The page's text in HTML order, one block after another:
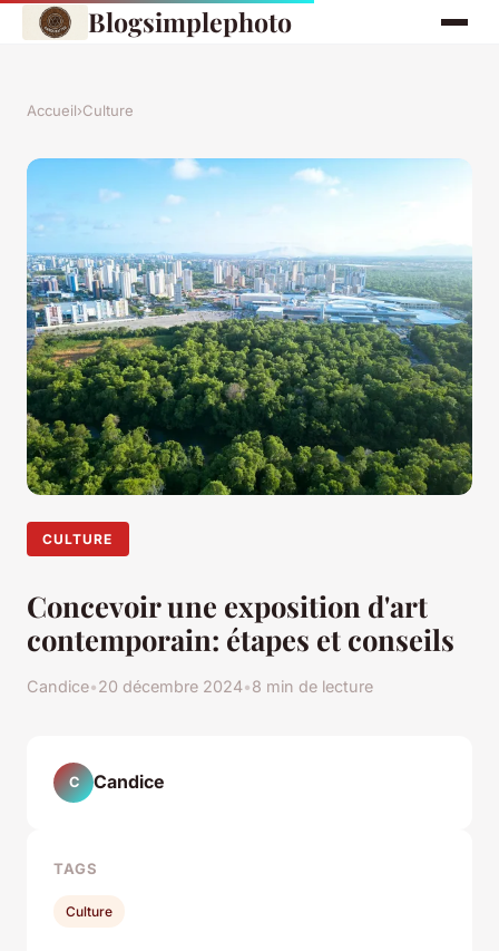
Blogsimplephoto
Accueil›Culture
CULTURE
Concevoir une exposition d'art
contemporain: étapes et conseils
Candice•20 décembre 2024•8 min de lecture
C Candice
TAGS
Culture